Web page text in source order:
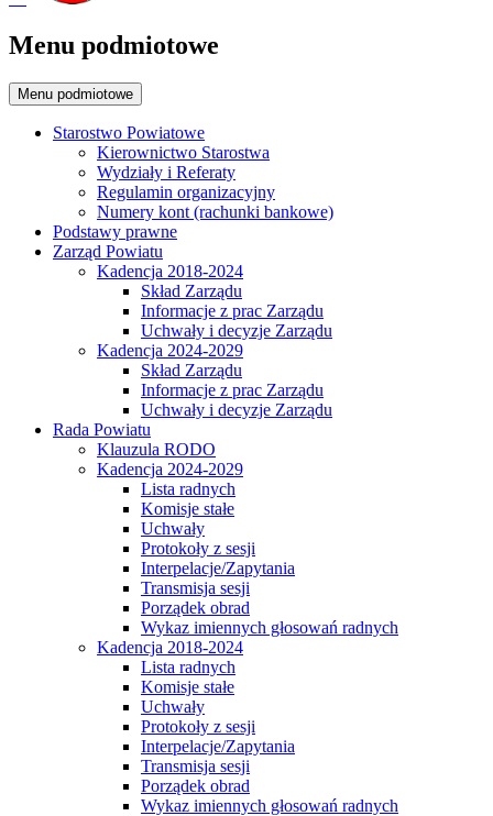
Menu podmiotowe
Menu podmiotowe
Starostwo Powiatowe
Kierownictwo Starostwa
Wydziały i Referaty
Regulamin organizacyjny
Numery kont (rachunki bankowe)
Podstawy prawne
Zarząd Powiatu
Kadencja 2018-2024
Skład Zarządu
Informacje z prac Zarządu
Uchwały i decyzje Zarządu
Kadencja 2024-2029
Skład Zarządu
Informacje z prac Zarządu
Uchwały i decyzje Zarządu
Rada Powiatu
Klauzula RODO
Kadencja 2024-2029
Lista radnych
Komisje stałe
Uchwały
Protokoły z sesji
Interpelacje/Zapytania
Transmisja sesji
Porządek obrad
Wykaz imiennych głosowań radnych
Kadencja 2018-2024
Lista radnych
Komisje stałe
Uchwały
Protokoły z sesji
Interpelacje/Zapytania
Transmisja sesji
Porządek obrad
Wykaz imiennych głosowań radnych